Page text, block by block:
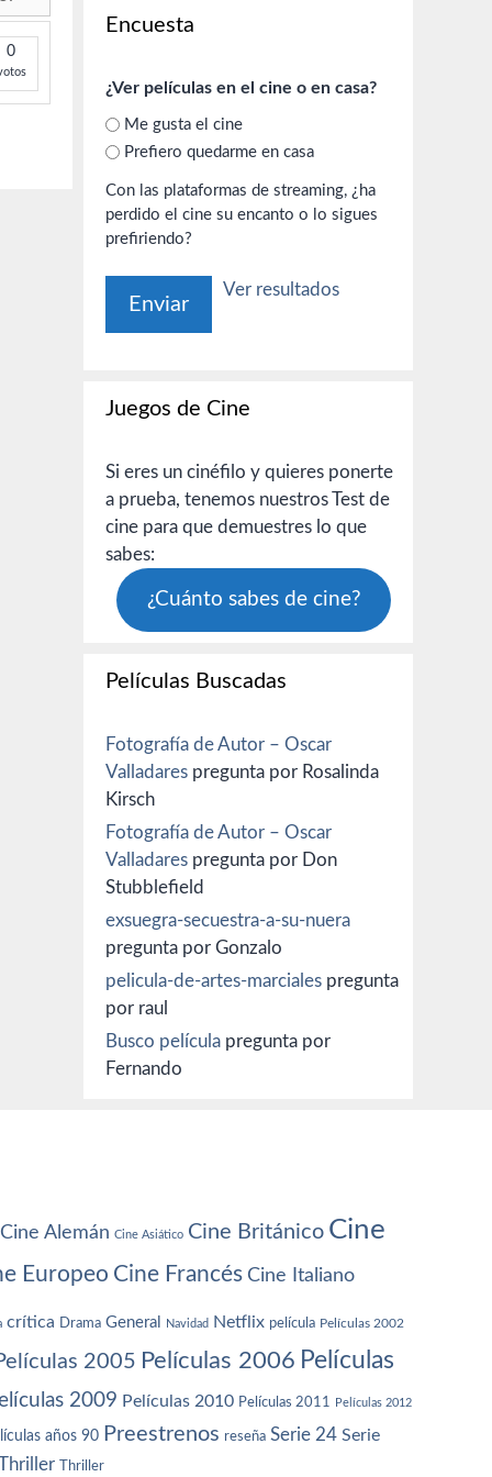
0
Encuesta
¿Ver películas en el cine o en casa?
Me gusta el cine
Prefiero quedarme en casa
Con las plataformas de streaming, ¿ha
perdido el cine su encanto o lo sigues
prefiriendo?
Ver resultados
Juegos de Cine
Si eres un cinéfilo y quieres ponerte
a prueba, tenemos nuestros Test de
cine para que demuestres lo que
sabes:
¿Cuánto sabes de cine?
Películas Buscadas
Fotografía de Autor – Oscar
Valladares pregunta por Rosalinda
Kirsch
Fotografía de Autor – Oscar
Valladares pregunta por Don
Stubblefield
exsuegra-secuestra-a-su-nuera
pregunta por Gonzalo
pelicula-de-artes-marciales pregunta
por raul
Busco película pregunta por
Fernando
Cine Alemán Cine Asiático Cine Británico Cine
Europeo Cine Francés Cine Italiano
crítica Drama General Navidad Netflix película Películas 2002
2005 Películas 2006 Películas
2009 Películas 2010 Películas 2011 Películas 2012
años 90 Preestrenos reseña Serie 24 Serie
Thriller